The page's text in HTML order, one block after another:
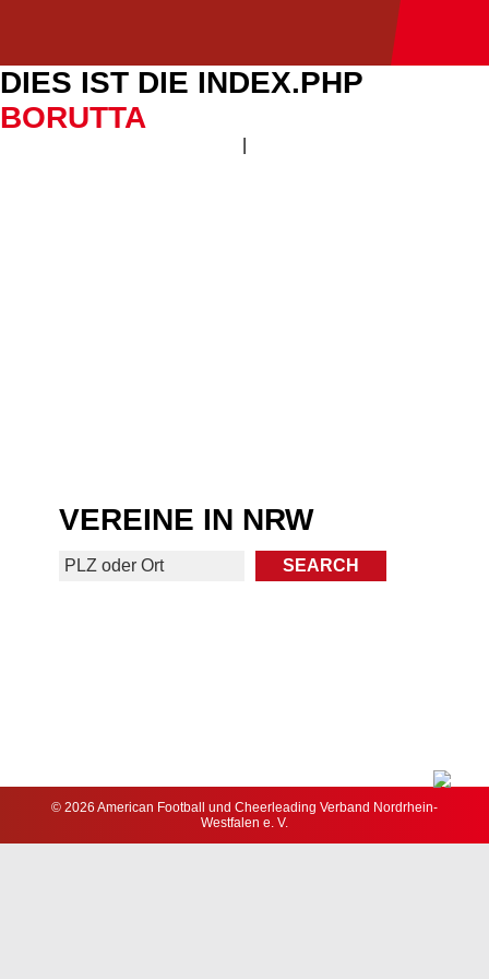
DIES IST DIE INDEX.PHP
BORUTTA
VEREINE IN NRW
© 2026 American Football und Cheerleading Verband Nordrhein-
Westfalen e. V.